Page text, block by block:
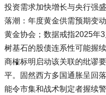
投资需求加快增长与央行强
落潮：年度黄金供需预期变
黄金协会；数据戒指2025年
树基石的股债连系性可能握
商榷标明启动该关联的纰谬
平。固然西方多国通胀呈回
能令市集和战术制定者握续